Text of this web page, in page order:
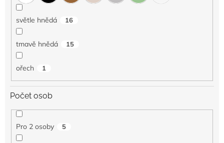
světle hnědá 16
tmavě hnědá 15
ořech 1
Počet osob
Pro 2 osoby 5